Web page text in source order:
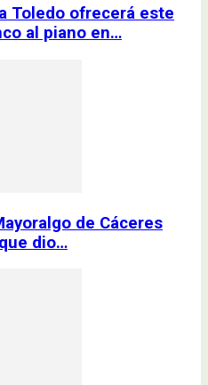
Toledo ofrecerá este
al piano en…
de Cáceres
dio…